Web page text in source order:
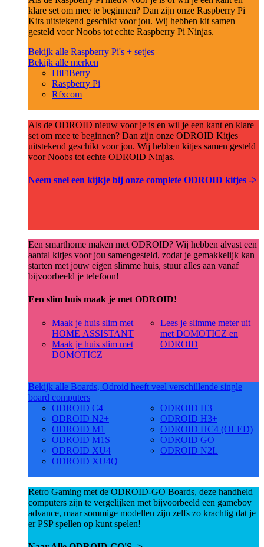
klare set om mee te beginnen? Dan zijn onze Raspberry Pi
Kits uitstekend geschikt voor jou. Wij hebben kit samen
gesteld voor Noobs tot echte Raspberry Pi Ninjas.
Bekijk alle Raspberry Pi's + setjes
Bekijk alle merken
HiFiBerry
Raspberry Pi
Rfxcom
Als de ODROID nieuw voor je is en wil je een kant en klare
set om mee te beginnen? Dan zijn onze ODROID Kitjes
uitstekend geschikt voor jou. Wij hebben kitjes samen gesteld
voor Noobs tot echte ODROID Ninjas.
Neem snel een kijkje bij onze complete ODROID kitjes ->
Een smarthome maken met ODROID? Wij hebben alvast een
aantal kitjes voor jou samengesteld, zodat je gemakkelijk kan
starten met jouw eigen slimme huis, stuur alles aan vanaf
bijvoorbeeld je telefoon!
Een slim huis maak je met ODROID!
Maak je huis slim met
HOME ASSISTANT
Maak je huis slim met
DOMOTICZ
Lees je slimme meter uit
met DOMOTICZ en
ODROID
Bekijk alle Boards, Odroid heeft veel verschillende single
board computers
ODROID C4
ODROID N2+
ODROID M1
ODROID M1S
ODROID XU4
ODROID XU4Q
ODROID H3
ODROID H3+
ODROID HC4 (OLED)
ODROID GO
ODROID N2L
Retro Gaming met de ODROID-GO Boards, deze handheld
computers zijn te vergelijken met bijvoorbeeld een gameboy
advance, maar sommige modellen zijn zelfs zo krachtig dat je
er PSP spellen op kunt spelen!